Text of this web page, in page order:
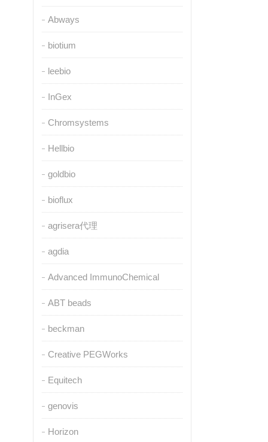
Abways
biotium
leebio
InGex
Chromsystems
Hellbio
goldbio
bioflux
agrisera代理
agdia
Advanced ImmunoChemical
ABT beads
beckman
Creative PEGWorks
Equitech
genovis
Horizon